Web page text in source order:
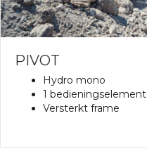
PIVOT
Hydro mono
1 bedieningselement
Versterkt frame